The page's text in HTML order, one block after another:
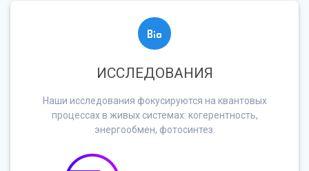
ИССЛЕДОВАНИЯ
Наши исследования фокусируются на квантовых
процессах в живых системах: когерентность,
энергообмен, фотосинтез.